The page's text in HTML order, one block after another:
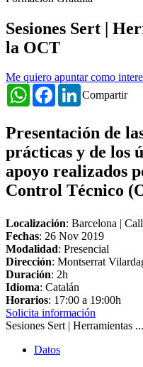
Sesiones Sert |
la OCT
Me quiero apuntar como
Compartir
WhatsAppFacebookLinkedIn
Presentación de
prácticas y de los
apoyo realizados
Control Técnico
Localización: Barcelona |
Fechas: 26 Nov 2019
Modalidad: Presencial
Dirección: Montserrat
Duración: 2h
Idioma: Catalán
Horarios: 17:00 a 19:00h
Solicita información
Sesiones Sert | Herramientas ...
Datos